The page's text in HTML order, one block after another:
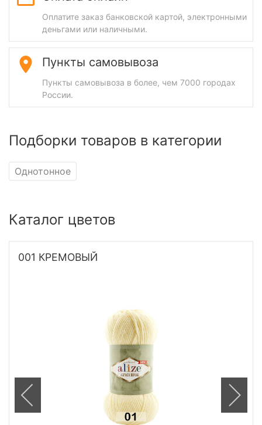
Оплатите заказ банковской картой, электронными
деньгами или наличными.
Пункты самовывоза
Пункты самовывоза в более, чем 7000 городах
России.
Подборки товаров в категории
Однотонное
Каталог цветов
001 КРЕМОВЫЙ